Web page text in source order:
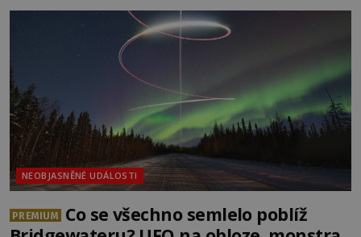
přírodní živel, neznámý útočník, nebo někdo, koho
tehdejší režim nechtěl odhalit? [gallery
ids="171131,171132,1711
NEOBJASNĚNÉ UDÁLOSTI
PREMIUM
Co se všechno semlelo poblíž